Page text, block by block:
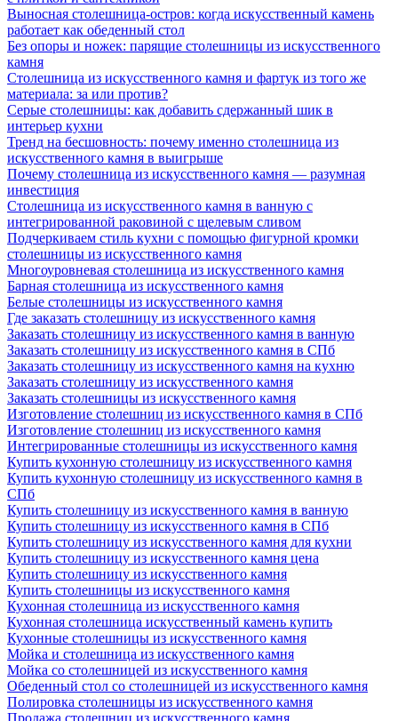
Выносная столешница-остров: когда искусственный камень
работает как обеденный стол
Без опоры и ножек: парящие столешницы из искусственного
камня
Столешница из искусственного камня и фартук из того же
материала: за или против?
Серые столешницы: как добавить сдержанный шик в
интерьер кухни
Тренд на бесшовность: почему именно столешница из
искусственного камня в выигрыше
Почему столешница из искусственного камня — разумная
инвестиция
Столешница из искусственного камня в ванную с
интегрированной раковиной с щелевым сливом
Подчеркиваем стиль кухни с помощью фигурной кромки
столешницы из искусственного камня
Многоуровневая столешница из искусственного камня
Барная столешница из искусственного камня
Белые столешницы из искусственного камня
Где заказать столешницу из искусственного камня
Заказать столешницу из искусственного камня в ванную
Заказать столешницу из искусственного камня в СПб
Заказать столешницу из искусственного камня на кухню
Заказать столешницу из искусственного камня
Заказать столешницы из искусственного камня
Изготовление столешниц из искусственного камня в СПб
Изготовление столешниц из искусственного камня
Интегрированные столешницы из искусственного камня
Купить кухонную столешницу из искусственного камня
Купить кухонную столешницу из искусственного камня в
СПб
Купить столешницу из искусственного камня в ванную
Купить столешницу из искусственного камня в СПб
Купить столешницу из искусственного камня для кухни
Купить столешницу из искусственного камня цена
Купить столешницу из искусственного камня
Купить столешницы из искусственного камня
Кухонная столешница из искусственного камня
Кухонная столешница искусственный камень купить
Кухонные столешницы из искусственного камня
Мойка и столешница из искусственного камня
Мойка со столешницей из искусственного камня
Обеденный стол со столешницей из искусственного камня
Полировка столешницы из искусственного камня
Продажа столешниц из искусственного камня